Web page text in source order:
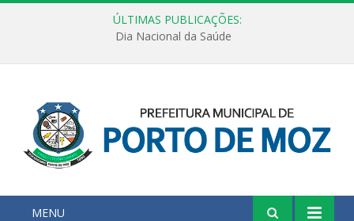
ÚLTIMAS PUBLICAÇÕES:
Dia Nacional da Saúde
MENU